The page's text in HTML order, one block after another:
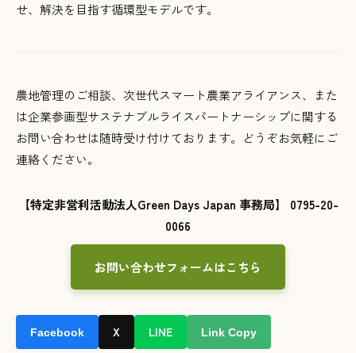
せ、解決を目指す循環型モデルです。
農地管理のご相談、次世代スマート農業アライアンス、また
は企業参画型サステナブルライスパートナーシップに関する
お問い合わせは随時受け付けております。どうぞお気軽にご
連絡ください。
【特定非営利活動法人Green Days Japan 事務局】 0795-20-
0066
お問い合わせフォームはこちら
Facebook X LINE Link Copy